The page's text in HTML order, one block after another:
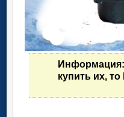
Информация
купить их,